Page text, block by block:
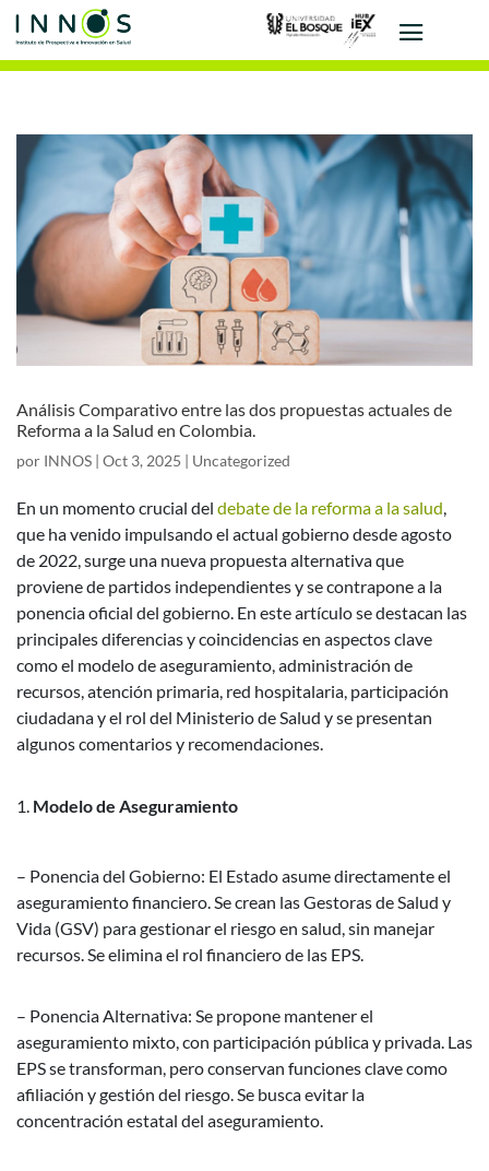
Análisis Comparativo entre las dos propuestas actuales de
Reforma a la Salud en Colombia.
por INNOS Oct 3, 2025 Uncategorized
En un momento crucial del debate de la reforma a la salud,
que ha venido impulsando el actual gobierno desde agosto
de 2022, surge una nueva propuesta alternativa que
proviene de partidos independientes y se contrapone a la
ponencia oficial del gobierno. En este artículo se destacan las
principales diferencias y coincidencias en aspectos clave
como el modelo de aseguramiento, administración de
recursos, atención primaria, red hospitalaria, participación
ciudadana y el rol del Ministerio de Salud y se presentan
algunos comentarios y recomendaciones.
Modelo de Aseguramiento
– Ponencia del Gobierno: El Estado asume directamente el
aseguramiento financiero. Se crean las Gestoras de Salud y
Vida (GSV) para gestionar el riesgo en salud, sin manejar
recursos. Se elimina el rol financiero de las EPS.
– Ponencia Alternativa: Se propone mantener el
aseguramiento mixto, con participación pública y privada. Las
EPS se transforman, pero conservan funciones clave como
afiliación y gestión del riesgo. Se busca evitar la
concentración estatal del aseguramiento.